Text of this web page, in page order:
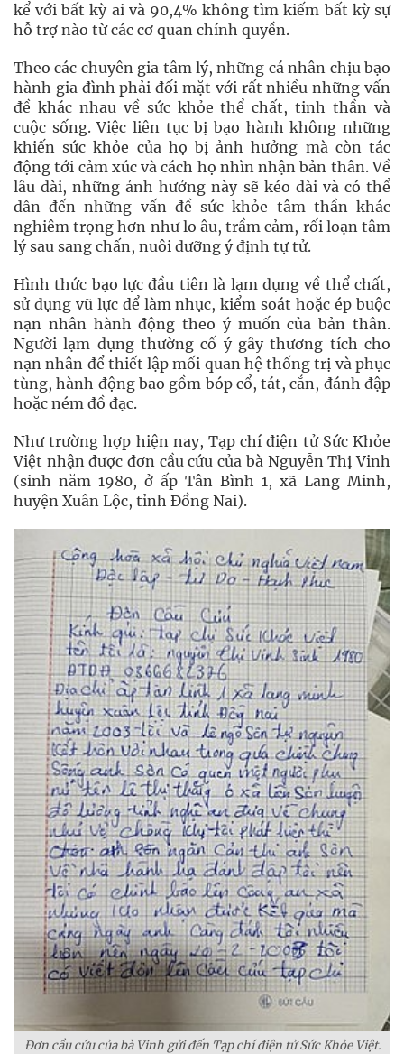
kể với bất kỳ ai và 90,4% không tìm kiếm bất kỳ sự
hỗ trợ nào từ các cơ quan chính quyền.
Theo các chuyên gia tâm lý, những cá nhân chịu bạo
hành gia đình phải đối mặt với rất nhiều những vấn
đề khác nhau về sức khỏe thể chất, tinh thần và
cuộc sống. Việc liên tục bị bạo hành không những
khiến sức khỏe của họ bị ảnh hưởng mà còn tác
động tới cảm xúc và cách họ nhìn nhận bản thân. Về
lâu dài, những ảnh hưởng này sẽ kéo dài và có thể
dẫn đến những vấn đề sức khỏe tâm thần khác
nghiêm trọng hơn như lo âu, trầm cảm, rối loạn tâm
lý sau sang chấn, nuôi dưỡng ý định tự tử.
Hình thức bạo lực đầu tiên là lạm dụng về thể chất,
sử dụng vũ lực để làm nhục, kiểm soát hoặc ép buộc
nạn nhân hành động theo ý muốn của bản thân.
Người lạm dụng thường cố ý gây thương tích cho
nạn nhân để thiết lập mối quan hệ thống trị và phục
tùng, hành động bao gồm bóp cổ, tát, cắn, đánh đập
hoặc ném đồ đạc.
Như trường hợp hiện nay, Tạp chí điện tử Sức Khỏe
Việt nhận được đơn cầu cứu của bà Nguyễn Thị Vinh
(sinh năm 1980, ở ấp Tân Bình 1, xã Lang Minh,
huyện Xuân Lộc, tỉnh Đồng Nai).
Đơn cầu cứu của bà Vinh gửi đến Tạp chí điện tử Sức Khỏe Việt.